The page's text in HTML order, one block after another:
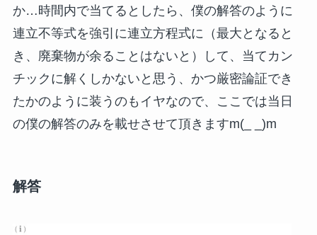
か…時間内で当てるとしたら、僕の解答のように
連立不等式を強引に連立方程式に（最大となると
き、廃棄物が余ることはないと）して、当てカン
チックに解くしかないと思う、かつ厳密論証でき
たかのように装うのもイヤなので、ここでは当日
の僕の解答のみを載せさせて頂きますm(_ _)m
解答